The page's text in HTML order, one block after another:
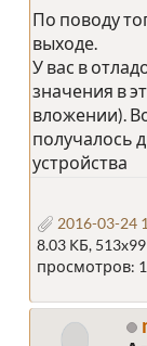
По поводу
выходе.
У вас в
значения в
вложении).
получалось
устройства
2016-03-24 13-
8.03 КБ, 513x99
просмотров: